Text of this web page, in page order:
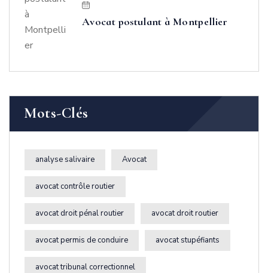
Avocat postulant à Montpellier
Mots-Clés
analyse salivaire Avocat
avocat contrôle routier
avocat droit pénal routier avocat droit routier
avocat permis de conduire avocat stupéfiants
avocat tribunal correctionnel